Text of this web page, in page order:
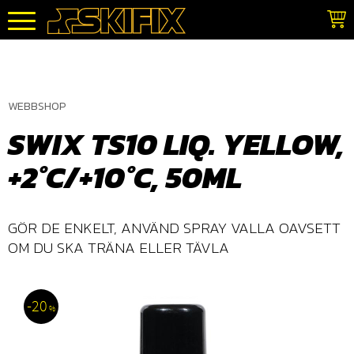
Meny
WEBBSHOP
SWIX TS10 LIQ. YELLOW,
+2°C/+10°C, 50ML
​GÖR DE ENKELT, ANVÄND SPRAY VALLA OAVSETT
OM DU SKA TRÄNA ELLER TÄVLA
20 %